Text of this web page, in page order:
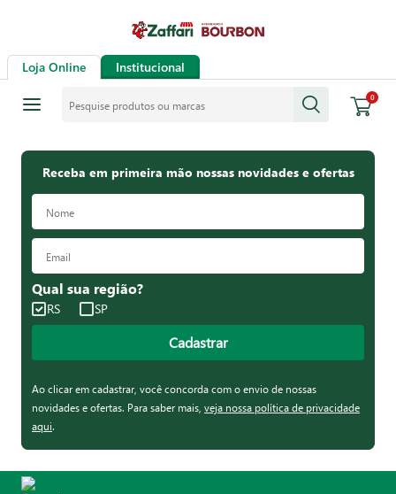
Loja Online Institucional
0
Receba em primeira mão nossas novidades e ofertas
Qual sua região?
RS SP
Cadastrar
Ao clicar em cadastrar, você concorda com o envio de nossas
novidades e ofertas. Para saber mais, veja nossa política de privacidade
aqui.